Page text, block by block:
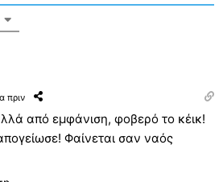
πριν
από εμφάνιση, φοβερό το κέικ!
Φαίνεται σαν ναός